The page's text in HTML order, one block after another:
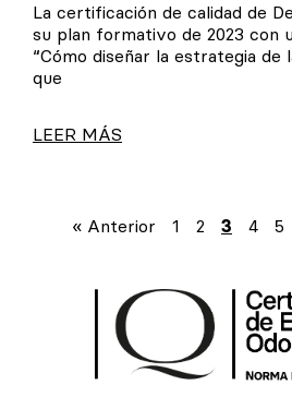
La certificación de calidad de
su plan formativo de 2023 con
“Cómo diseñar la estrategia de
que
LEER MÁS
« Anterior 1 2 3 4 5